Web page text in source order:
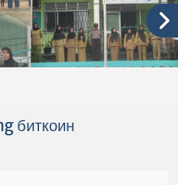
биткоин